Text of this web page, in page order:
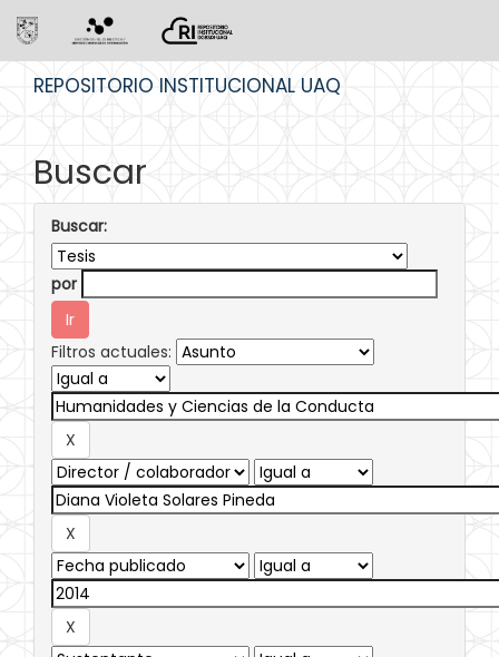
REPOSITORIO INSTITUCIONAL UAQ
Buscar
Buscar:
por
Filtros actuales: